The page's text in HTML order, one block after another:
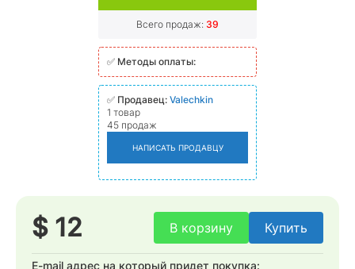
Всего продаж: 39
✅ Методы оплаты:
✅ Продавец: Valechkin
1 товар
45 продаж
НАПИСАТЬ ПРОДАВЦУ
$ 12 В корзину Купить
E-mail адрес на который придет покупка: